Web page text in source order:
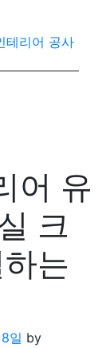
테리어 공사
어 유
크
는
일 by